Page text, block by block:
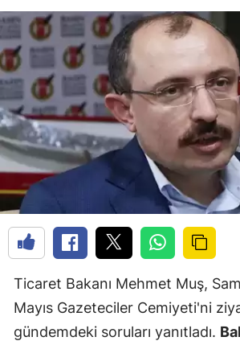
Ticaret Bakanı Mehmet Muş,
Mayıs Gazeteciler Cemiyeti'ni
gündemdeki soruları yanıtladı.